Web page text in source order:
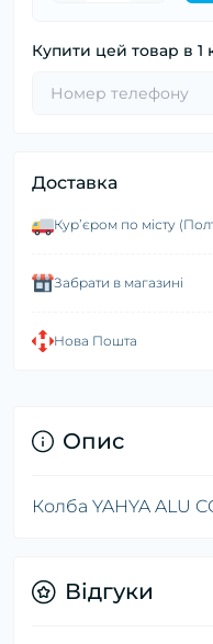
Купити цей товар в 1
Доставка
Курʼєром по місту
Забрати в магазині
Нова Пошта
Опис
Колба YAHYA ALU
Відгуки